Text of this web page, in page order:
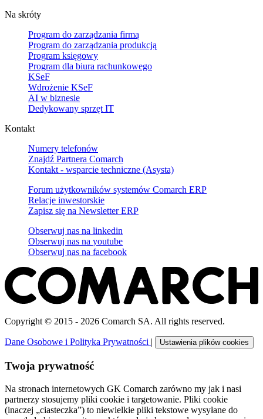
Na skróty
Program do zarządzania firmą
Program do zarządzania produkcją
Program księgowy
Program dla biura rachunkowego
KSeF
Wdrożenie KSeF
AI w biznesie
Dedykowany sprzęt IT
Kontakt
Numery telefonów
Znajdź Partnera Comarch
Kontakt - wsparcie techniczne (Asysta)
Forum użytkowników systemów Comarch ERP
Relacje inwestorskie
Zapisz się na Newsletter ERP
Obserwuj nas na linkedin
Obserwuj nas na youtube
Obserwuj nas na facebook
Copyright © 2015 - 2026 Comarch SA. All rights reserved.
Dane Osobowe i Polityka Prywatności | Ustawienia plików cookies
Twoja prywatność
Na stronach internetowych GK Comarch zarówno my jak i nasi
partnerzy stosujemy pliki cookie i targetowanie. Pliki cookie
(inaczej „ciasteczka”) to niewielkie pliki tekstowe wysyłane do